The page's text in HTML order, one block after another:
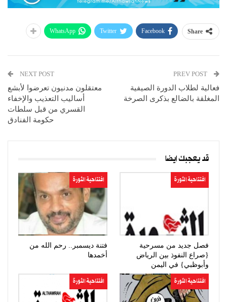
Share
Facebook
Twitter
WhatsApp
فعالية لطلاب الدورة الصيفية
المغلقة بالضالع بذكرى الصرخة
NEXT POST
معتقلون مدنيون تعرضوا لأبشع
أساليب التعذيب والإخفاء
القسري من قبل سلطات
حكومة الفنادق
قد يعجبك ايضا
افتتاحية الثورة
فصل جديد من مسرحية
{صراع النفوذ بين الرياض
وأبوظبي} في اليمن
افتتاحية الثورة
فتنة ديسمبر.. رحم الله من
أخمدها
افتتاحية الثورة افتتاحية الثورة